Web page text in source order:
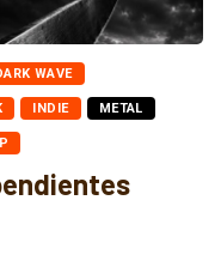
WAVE
INDIE METAL